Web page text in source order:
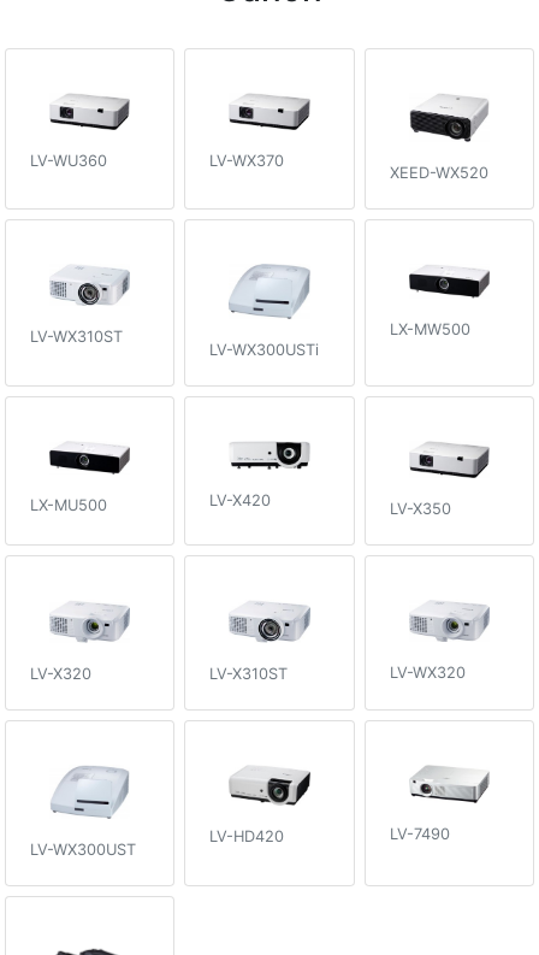
LV-WU360 LV-WX370
XEED-WX520
LV-WX310ST
LV-WX300USTi
LX-MW500
LX-MU500 LV-X420 LV-X350
LV-X320 LV-X310ST LV-WX320
LV-WX300UST
LV-HD420 LV-7490